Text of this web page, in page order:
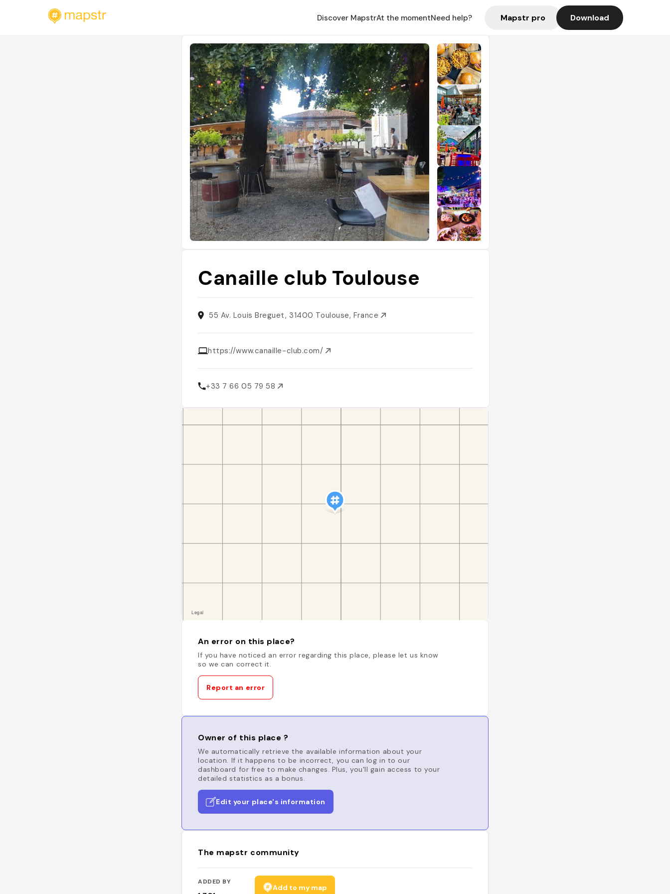
Discover MapstrAt the momentNeed help? Mapstr pro Download
Canaille club Toulouse
55 Av. Louis Breguet, 31400 Toulouse, France
https://www.canaille-club.com/
+33 7 66 05 79 58
An error on this place?
If you have noticed an error regarding this place, please let us know
so we can correct it.
Report an error
Owner of this place ?
We automatically retrieve the available information about your
location. If it happens to be incorrect, you can log in to our
dashboard for free to make changes. Plus, you'll gain access to your
detailed statistics as a bonus.
Edit your place's information
The mapstr community
ADDED BY
Add to my map